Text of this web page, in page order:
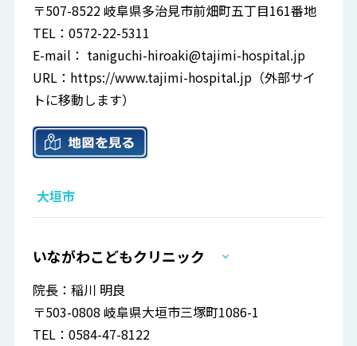
〒507-8522 岐阜県多治見市前畑町五丁目161番地
TEL：0572-22-5311
E-mail： taniguchi-hiroaki@tajimi-hospital.jp
URL： https://www.tajimi-hospital.jp （外部サイ
トに移動します）
大垣市
いながわこどもクリニック
院長：稲川 明良
〒503-0808 岐阜県大垣市三塚町1086-1
TEL：0584-47-8122